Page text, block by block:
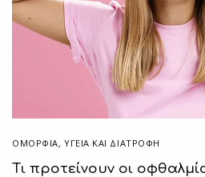
ΟΜΟΡΦΙΑ, ΥΓΕΊΑ ΚΑΙ ΔΙΑΤΡΟΦΉ
Τι προτείνουν οι